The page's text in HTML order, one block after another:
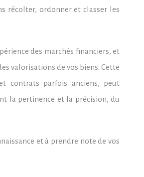
récolter, ordonner et classer les
des marchés financiers, et
valorisations de vos biens. Cette
contrats parfois anciens, peut
la pertinence et la précision, du
et à prendre note de vos